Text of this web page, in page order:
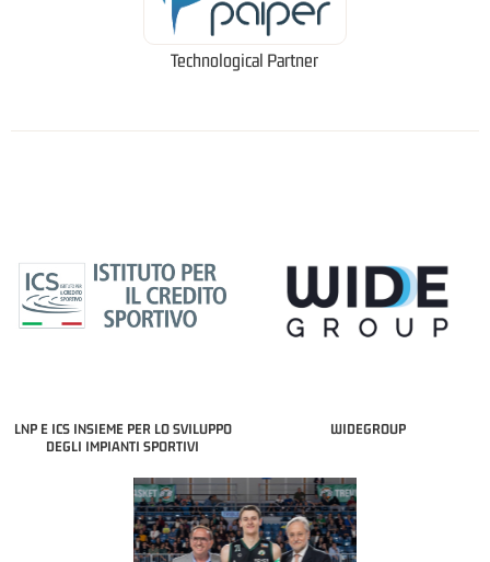
Technological Partner
LNP E ICS INSIEME PER LO SVILUPPO
DEGLI IMPIANTI SPORTIVI
WIDEGROUP